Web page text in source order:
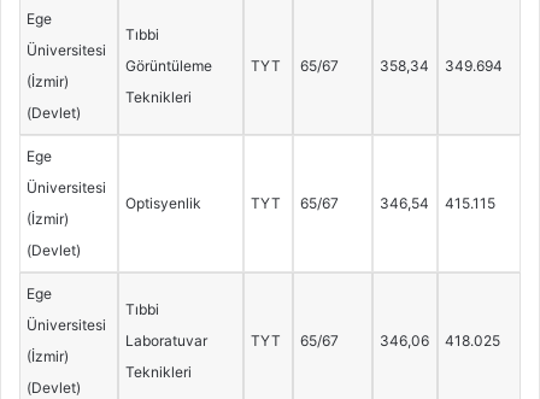
Ege
Üniversitesi
(İzmir)
(Devlet)
Tıbbi
Görüntüleme
Teknikleri
TYT 65/67 358,34 349.694
Ege
Üniversitesi
(İzmir)
(Devlet)
Optisyenlik TYT 65/67 346,54 415.115
Ege
Üniversitesi
(İzmir)
(Devlet)
Tıbbi
Laboratuvar
Teknikleri
TYT 65/67 346,06 418.025